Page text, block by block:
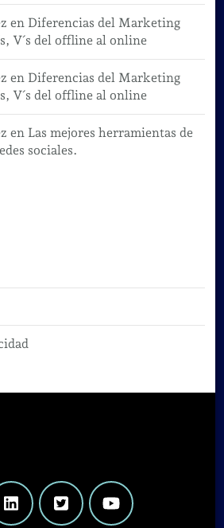
en Diferencias del Marketing
V´s del offline al online
en Diferencias del Marketing
V´s del offline al online
en Las mejores herramientas de
sociales.